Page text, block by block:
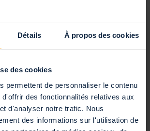
Détails À propos des cookies
des cookies
permettent de personnaliser le contenu
des fonctionnalités relatives aux
d'analyser notre trafic. Nous
des informations sur l'utilisation de
Anglais, Néerlandais, Allemand,
750RL Lot de 4 Pieds Ronds